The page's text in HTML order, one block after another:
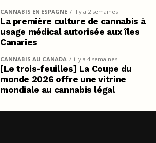
CANNABIS EN ESPAGNE il y a 2 semaines
La première culture de cannabis à
usage médical autorisée aux îles
Canaries
CANNABIS AU CANADA il y a 4 semaines
[Le trois-feuilles] La Coupe du
monde 2026 offre une vitrine
mondiale au cannabis légal